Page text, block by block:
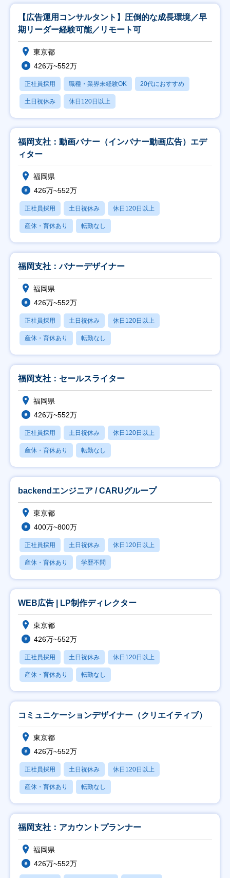
【広告運用コンサルタント】圧倒的な成長環境／早
期リーダー経験可能／リモート可
東京都
426万~552万
正社員採用 職種・業界未経験OK 20代におすすめ
土日祝休み 休日120日以上
福岡支社：動画バナー（インバナー動画広告）エデ
ィター
福岡県
426万~552万
正社員採用 土日祝休み 休日120日以上
産休・育休あり 転勤なし
福岡支社：バナーデザイナー
福岡県
426万~552万
正社員採用 土日祝休み 休日120日以上
産休・育休あり 転勤なし
福岡支社：セールスライター
福岡県
426万~552万
正社員採用 土日祝休み 休日120日以上
産休・育休あり 転勤なし
backendエンジニア / CARUグループ
東京都
400万~800万
正社員採用 土日祝休み 休日120日以上
産休・育休あり 学歴不問
WEB広告 | LP制作ディレクター
東京都
426万~552万
正社員採用 土日祝休み 休日120日以上
産休・育休あり 転勤なし
コミュニケーションデザイナー（クリエイティブ）
東京都
426万~552万
正社員採用 土日祝休み 休日120日以上
産休・育休あり 転勤なし
福岡支社：アカウントプランナー
福岡県
426万~552万